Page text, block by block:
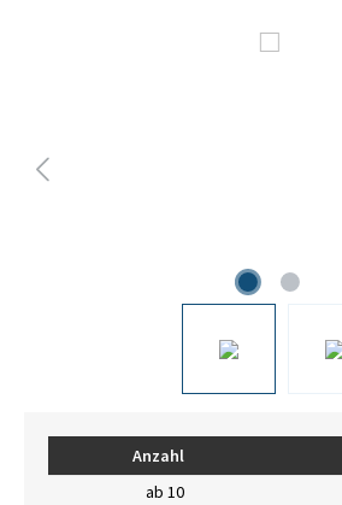
Anzahl
ab 10